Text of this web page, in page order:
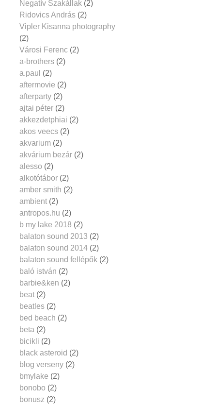
Negatív Szakállak (2)
Ridovics András (2)
Vipler Kisanna photography
(2)
Városi Ferenc (2)
a-brothers (2)
a.paul (2)
aftermovie (2)
afterparty (2)
ajtai péter (2)
akkezdetphiai (2)
akos veecs (2)
akvarium (2)
akvárium bezár (2)
alesso (2)
alkotótábor (2)
amber smith (2)
ambient (2)
antropos.hu (2)
b my lake 2018 (2)
balaton sound 2013 (2)
balaton sound 2014 (2)
balaton sound fellépők (2)
baló istván (2)
barbie&ken (2)
beat (2)
beatles (2)
bed beach (2)
beta (2)
bicikli (2)
black asteroid (2)
blog verseny (2)
bmylake (2)
bonobo (2)
bonusz (2)